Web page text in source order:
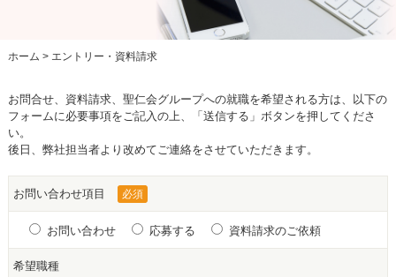
ホーム > エントリー・資料請求
お問合せ、資料請求、聖仁会グループへの就職を希望される方は、以下の
フォームに必要事項をご記入の上、「送信する」ボタンを押してくださ
い。
後日、弊社担当者より改めてご連絡をさせていただきます。
お問い合わせ項目 必須
お問い合わせ 応募する 資料請求のご依頼
希望職種